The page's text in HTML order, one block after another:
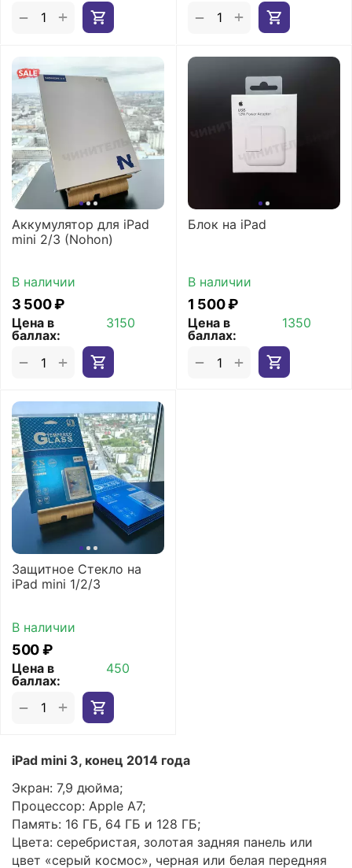
iPad mini 3, конец 2014 года
Экран: 7,9 дюйма;
Процессор: Apple A7;
Память: 16 ГБ, 64 ГБ и 128 ГБ;
Цвета: серебристая, золотая задняя панель или
цвет «серый космос», черная или белая передняя
+
− +
−
Аккумулятор для iPad
mini 2/3 (Nohon)
В наличии
3 500₽
Цена в
баллах:
3150
+
−
Блок на iPad
В наличии
1 500₽
Цена в
баллах:
1350
+
−
Защитное Стекло на
iPad mini 1/2/3
В наличии
‍500‍₽
Цена в
баллах:
450
+
−